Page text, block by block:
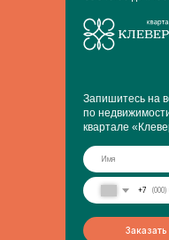
Запишитесь на
по
квартале
+7
Заказать